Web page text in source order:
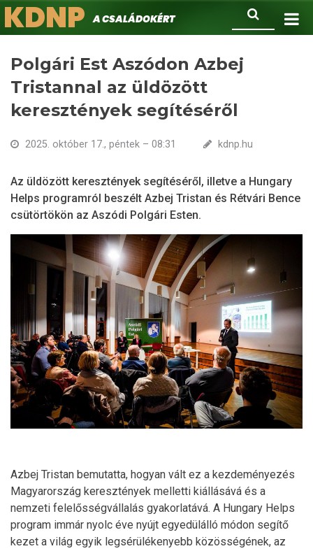
Ugrás
a
Keresés
KDNPA családokért.
Polgári Est Aszódon Azbej
Tristannal az üldözött
keresztények segítéséről
2025. október 17., péntek – 08:31 kdnp.hu
Az üldözött keresztények segítéséről, illetve a Hungary
Helps programról beszélt Azbej Tristan és Rétvári Bence
csütörtökön az Aszódi Polgári Esten.
Azbej Tristan bemutatta, hogyan vált ez a kezdeményezés
Magyarország keresztények melletti kiállásává és a
nemzeti felelősségvállalás gyakorlatává. A Hungary Helps
program immár nyolc éve nyújt egyedülálló módon segítő
kezet a világ egyik legsérülékenyebb közösségének, az